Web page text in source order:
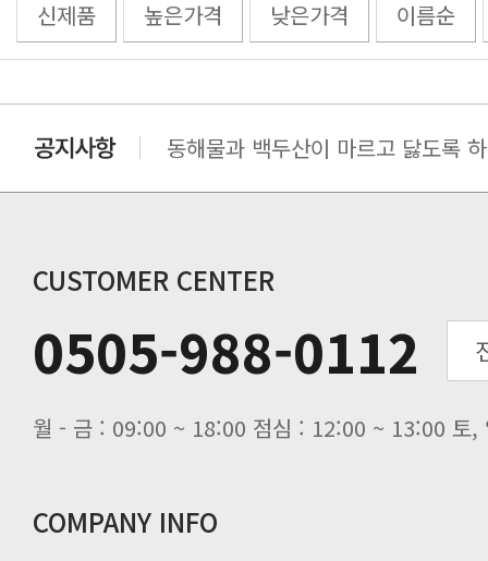
신제품 높은가격 낮은가격 이름순
동해물과 백두산이 마르고 닳도록
CUSTOMER CENTER
0505-988-0112
월 - 금 : 09:00 ~ 18:00 점심 : 12:00 ~ 13:00 토,
COMPANY INFO